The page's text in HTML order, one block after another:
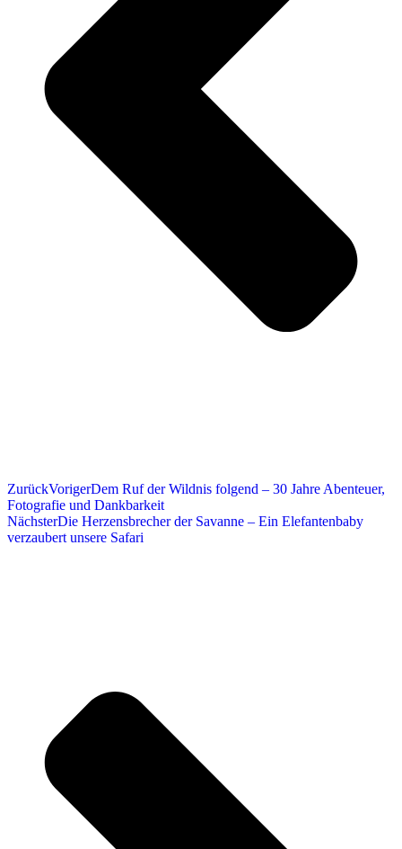
ZurückVorigerDem Ruf der Wildnis folgend – 30 Jahre Abenteuer,
Fotografie und Dankbarkeit
NächsterDie Herzensbrecher der Savanne – Ein Elefantenbaby
verzaubert unsere Safari